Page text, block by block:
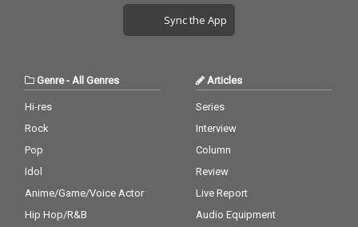
Sync the App
Genre- All Genres
Hi-res
Rock
Pop
Idol
Anime/Game/Voice Actor
Hip Hop/R&B
Articles
Series
Interview
Column
Review
Live Report
Audio Equipment